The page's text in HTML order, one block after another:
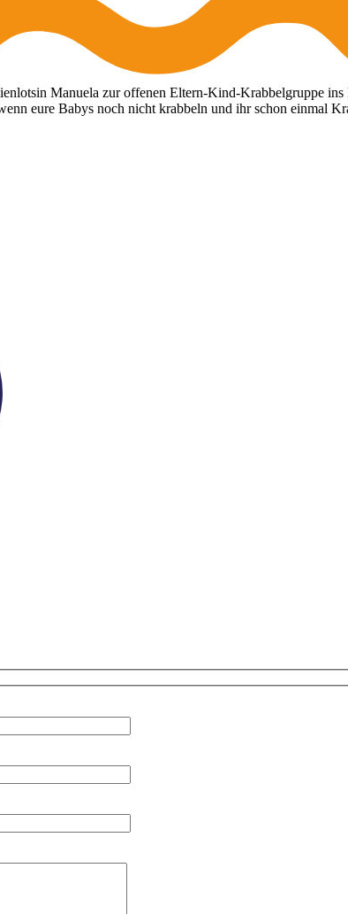
Manuela zur offenen Eltern-Kind-Krabbelgruppe
eure Babys noch nicht krabbeln und ihr schon einmal